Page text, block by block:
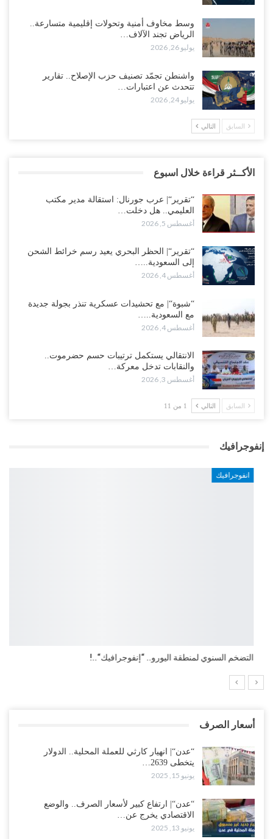
وسط مخاوف أمنية وتحولات إقليمية متسارعة..
الرياض تجند الآلاف…
يوليو 26, 2026
واشنطن تجمّد تصنيف حزب الإصلاح.. تقارير
تتحدث عن اعتبارات…
يوليو 24, 2026
السابق التالي
الأكــثر قراءة خلال اسبوع
“تقرير“| عرب جورنال: استقالة مدير مكتب
العليمي.. هل دخلت…
أغسطس 5, 2026
“تقرير“| الحظر البحري يعيد رسم خرائط الشحن
إلى السعودية..…
أغسطس 4, 2026
“شبوة“| مع تحشيدات عسكرية تنذر بجولة جديدة
مع السعودية..…
أغسطس 4, 2026
الانتقالي يستكمل ترتيبات حسم حضرموت..
والنقابات تدخل معركة…
أغسطس 3, 2026
السابق التالي 1 من 11
إنفوجرافيك
انفوجرافيك
التضخم السنوي لمنطقة اليورو.. “إنفوجرافيك“..!
أسعار الصرف
“عدن“| انهيار كارثي للعملة المحلية.. الدولار
يتخطى 2639…
يونيو 15, 2025
“عدن“| ارتفاع كبير لأسعار الصرف.. والوضع
الاقتصادي يخرج عن…
يونيو 13, 2025